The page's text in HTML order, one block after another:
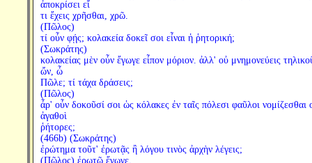
ἀποκρίσει εἴ
τι ἔχεις χρῆσθαι, χρῶ.
(Πῶλος)
τί οὖν φῄς; κολακεία δοκεῖ σοι εἶναι ἡ ῥητορική;
(Σωκράτης)
κολακείας μὲν οὖν ἔγωγε εἶπον μόριον. ἀλλ' οὐ μνημονεύεις
ὤν, ὦ
Πῶλε; τί τάχα δράσεις;
(Πῶλος)
ἆρ' οὖν δοκοῦσί σοι ὡς κόλακες ἐν ταῖς πόλεσι φαῦλοι νομίζεσθαι
ἀγαθοὶ
ῥήτορες;
(466b) (Σωκράτης)
ἐρώτημα τοῦτ' ἐρωτᾷς ἢ λόγου τινὸς ἀρχὴν λέγεις;
(Πῶλος) ἐρωτῶ ἔγωγε.